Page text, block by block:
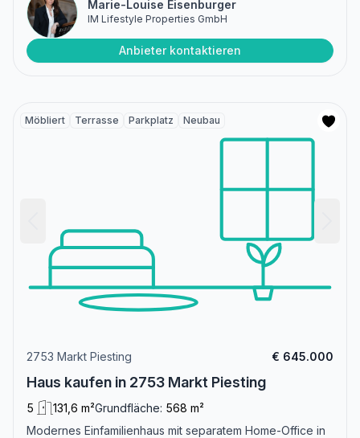
Marie-Louise Eisenburger
IM Lifestyle Properties GmbH
Anbieter kontaktieren
Möbliert Terrasse Parkplatz Neubau
2753 Markt Piesting € 645.000
Haus kaufen in 2753 Markt Piesting
5 131,6 m²Grundfläche: 568 m²
Modernes Einfamilienhaus mit separatem Home-Office in